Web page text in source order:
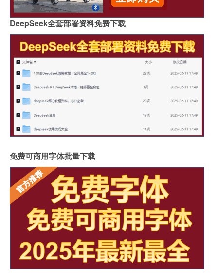
DeepSeek全套部署资料免费下载
免费可商用字体批量下载